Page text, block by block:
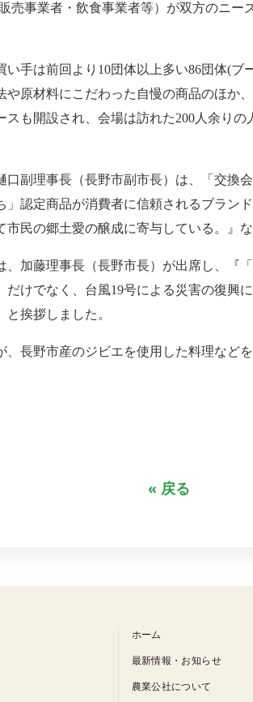
売事業者・飲食事業者等）が双方のニー
い手は前回より10団体以上多い86団体(
や原材料にこだわった自慢の商品のほか
スも開設され、会場は訪れた200人余り
口副理事長（長野市副市長）は、「交換
」認定商品が消費者に信頼されるブラン
市民の郷土愛の醸成に寄与している。』な
、加藤理事長（長野市長）が出席し、『
だけでなく、台風19号による災害の復興
挨拶しました。
、長野市産のジビエを使用した料理など
« 戻る
ホーム
最新情報・お知らせ
農業公社について